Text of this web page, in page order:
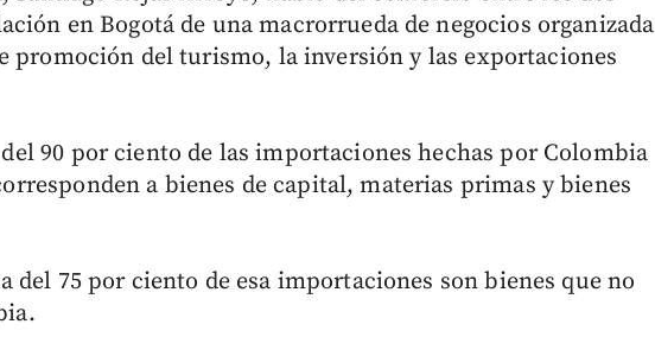
en Bogotá de una macrorrueda de negocios organizada
promoción del turismo, la inversión y las exportaciones
90 por ciento de las importaciones hechas por Colombia
a bienes de capital, materias primas y bienes
del 75 por ciento de esa importaciones son bienes que no